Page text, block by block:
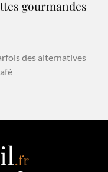
des alternatives